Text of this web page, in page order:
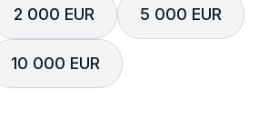
2 000 EUR 5 000 EUR
10 000 EUR